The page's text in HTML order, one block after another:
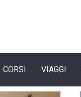
CORSI VIAGGI